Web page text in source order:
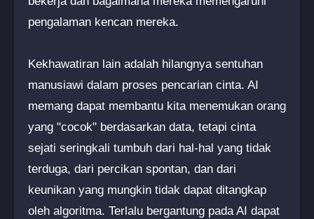
pengalaman kencan mereka.
Kekhawatiran lain adalah hilangnya sentuhan
manusiawi dalam proses pencarian cinta. AI
memang dapat membantu kita menemukan orang
yang "cocok" berdasarkan data, tetapi cinta
sejati seringkali tumbuh dari hal-hal yang tidak
terduga, dari percikan spontan, dan dari
keunikan yang mungkin tidak dapat ditangkap
oleh algoritma. Terlalu bergantung pada AI dapat